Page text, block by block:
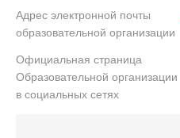
Адрес электронной почты
образовательной организации
Официальная страница
Образовательной организации
в социальных сетях